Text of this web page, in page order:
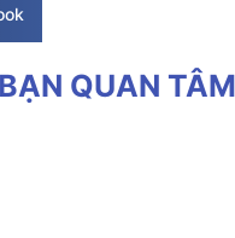
QUAN TÂM